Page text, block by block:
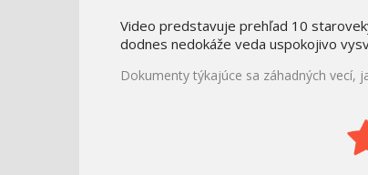
Video predstavuje prehľad 10
dodnes nedokáže veda uspokojivo
Dokumenty týkajúce sa záhadných vecí,